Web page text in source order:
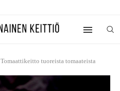
Tomaattikeitto tuoreista tomaateista